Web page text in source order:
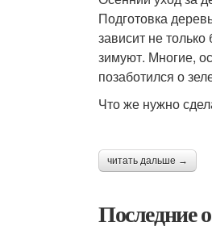
Подготовка
зависит не
зимуют. Многие,
позаботился о
Что же нужно
читать дальше →
Последние